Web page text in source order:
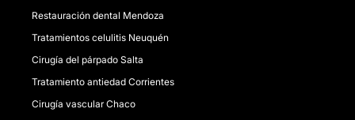
Restauración dental Mendoza
Tratamientos celulitis Neuquén
Cirugía del párpado Salta
Tratamiento antiedad Corrientes
Cirugía vascular Chaco